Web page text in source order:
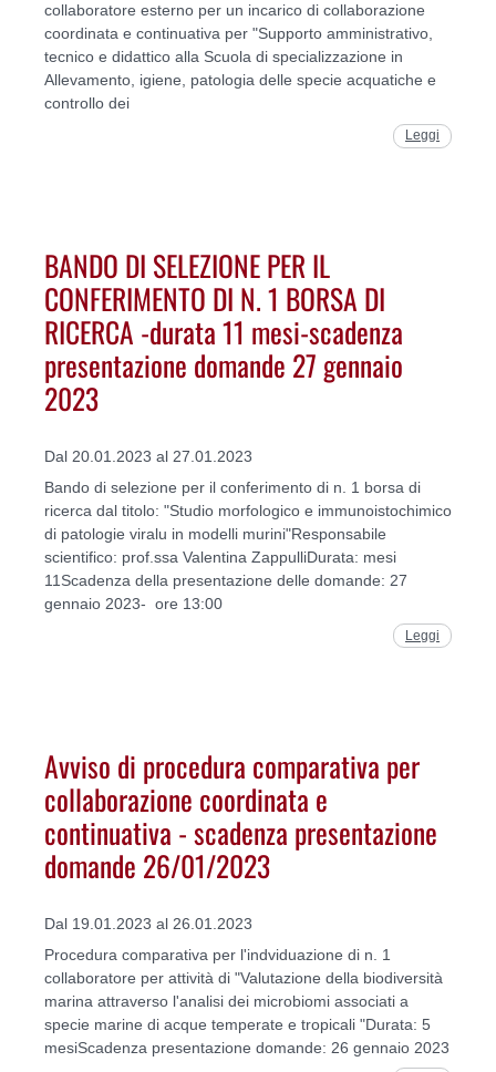
collaboratore esterno per un incarico di collaborazione
coordinata e continuativa per "Supporto amministrativo,
tecnico e didattico alla Scuola di specializzazione in
Allevamento, igiene, patologia delle specie acquatiche e
controllo dei
Leggi
BANDO DI SELEZIONE PER IL
CONFERIMENTO DI N. 1 BORSA DI
RICERCA -durata 11 mesi-scadenza
presentazione domande 27 gennaio
2023
Dal 20.01.2023 al 27.01.2023
Bando di selezione per il conferimento di n. 1 borsa di
ricerca dal titolo: "Studio morfologico e immunoistochimico
di patologie viralu in modelli murini"Responsabile
scientifico: prof.ssa Valentina ZappulliDurata: mesi
11Scadenza della presentazione delle domande: 27
gennaio 2023- ore 13:00
Leggi
Avviso di procedura comparativa per
collaborazione coordinata e
continuativa - scadenza presentazione
domande 26/01/2023
Dal 19.01.2023 al 26.01.2023
Procedura comparativa per l'indviduazione di n. 1
collaboratore per attività di "Valutazione della biodiversità
marina attraverso l'analisi dei microbiomi associati a
specie marine di acque temperate e tropicali "Durata: 5
mesiScadenza presentazione domande: 26 gennaio 2023